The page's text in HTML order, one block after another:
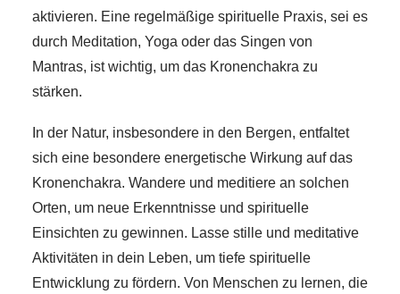
aktivieren. Eine regelmäßige spirituelle Praxis, sei es
durch Meditation, Yoga oder das Singen von
Mantras, ist wichtig, um das Kronenchakra zu
stärken.
In der Natur, insbesondere in den Bergen, entfaltet
sich eine besondere energetische Wirkung auf das
Kronenchakra. Wandere und meditiere an solchen
Orten, um neue Erkenntnisse und spirituelle
Einsichten zu gewinnen. Lasse stille und meditative
Aktivitäten in dein Leben, um tiefe spirituelle
Entwicklung zu fördern. Von Menschen zu lernen, die